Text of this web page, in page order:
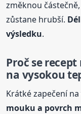
změknou
zůstane hrubší.
výsledku.
Proč se
na vysokou
Krátké zapečení
mouku a povrch